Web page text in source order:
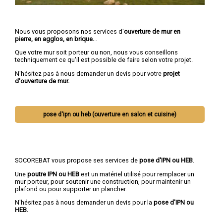
Nous vous proposons nos services d'ouverture de mur en
pierre, en agglos, en brique.
Que votre mur soit porteur ou non, nous vous conseillons
techniquement ce qu'il est possible de faire selon votre projet.
N'hésitez pas à nous demander un devis pour votre projet
d'ouverture de mur.
pose d'ipn ou heb (ouverture en salon et cuisine)
SOCOREBAT vous propose ses services de pose d'IPN ou HEB
Une poutre IPN ou HEB est un matériel utilisé pour remplacer un
mur porteur, pour soutenir une construction, pour maintenir un
plafond ou pour supporter un plancher.
N'hésitez pas à nous demander un devis pour la pose d'IPN ou
HEB.